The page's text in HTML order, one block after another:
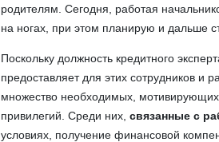
родителям. Сегодня, работая
на ногах, при этом планирую и дальше
Поскольку должность кредитного
предоставляет для этих сотрудников и
множество необходимых,
привилегий. Среди них,связанные с
условиях, получение финансовой